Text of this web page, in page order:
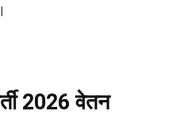
2026 वेतन